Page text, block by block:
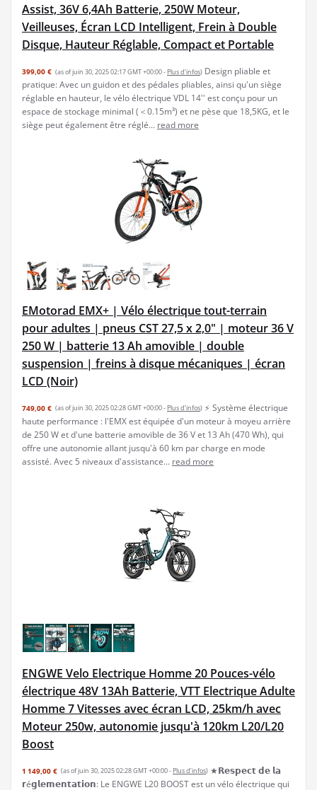
Assist, 36V 6,4Ah Batterie, 250W Moteur,
Veilleuses, Écran LCD Intelligent, Frein à Double
Disque, Hauteur Réglable, Compact et Portable
399,00 € (as of juin 30, 2025 02:17 GMT +00:00 - Plus d’infos) Design pliable et
pratique: Avec un guidon et des pédales pliables, ainsi qu'un siège
réglable en hauteur, le vélo électrique VDL 14'' est conçu pour un
espace de stockage minimal (＜0.15m³) et ne pèse que 18,5KG, et le
siège peut également être réglé... read more
EMotorad EMX+ | Vélo électrique tout-terrain
pour adultes | pneus CST 27,5 x 2,0" | moteur 36 V
250 W | batterie 13 Ah amovible | double
suspension | freins à disque mécaniques | écran
LCD (Noir)
749,00 € (as of juin 30, 2025 02:28 GMT +00:00 - Plus d’infos) ⚡ Système électrique
haute performance : l'EMX est équipée d'un moteur à moyeu arrière
de 250 W et d'une batterie amovible de 36 V et 13 Ah (470 Wh), qui
offre une autonomie allant jusqu'à 60 km par charge en mode
assisté. Avec 5 niveaux d'assistance... read more
ENGWE Velo Electrique Homme 20 Pouces-vélo
électrique 48V 13Ah Batterie, VTT Electrique Adulte
Homme 7 Vitesses avec écran LCD, 25km/h avec
Moteur 250w, autonomie jusqu'à 120km L20/L20
Boost
1 149,00 € (as of juin 30, 2025 02:28 GMT +00:00 - Plus d’infos) ★𝗥𝗲𝘀𝗽𝗲𝗰𝘁 𝗱𝗲 𝗹𝗮
𝗿é𝗴𝗹𝗲𝗺𝗲𝗻𝘁𝗮𝘁𝗶𝗼𝗻: Le ENGWE L20 BOOST est un vélo électrique qui